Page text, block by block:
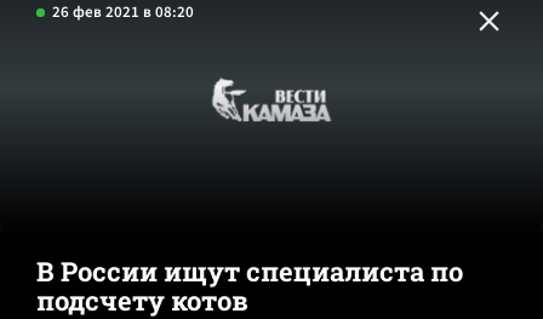
26 фев 2021 в 08:20
В России ищут специалиста по
подсчету котов